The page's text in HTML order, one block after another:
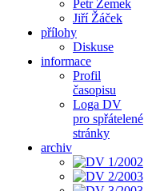
Petr Zemek
Jiří Žáček
přílohy
Diskuse
informace
Profil
časopisu
Loga DV
pro spřátelené
stránky
archiv